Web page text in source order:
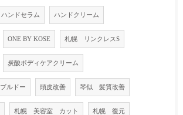
ハンドセラム ハンドクリーム
ONE BY KOSE 札幌 リンクレスS
炭酸ボディケアクリーム
ルドー 頭皮改善 琴似 髪質改善
札幌 美容室 カット 札幌 復元